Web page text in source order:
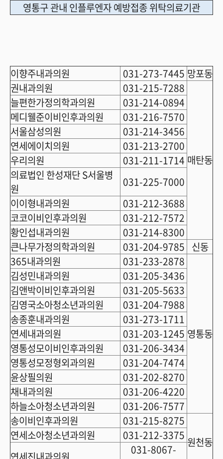
영통구 관내 인플루엔자 예방접종 위탁의료기관
이향주내과의원 031-273-7445 망포동
권내과의원
031-215-7288
매탄동
늘편한가정의학과의원
031-214-0894
메디웰준이비인후과의원
031-216-7570
서울삼성의원
031-214-3456
연세에이치의원
031-213-2700
우리의원
031-211-1714
의료법인 한성재단 S서울병
원
031-225-7000
이이형내과의원
031-212-3688
코코이비인후과의원
031-212-7572
황인섭내과의원
031-214-8300
큰나무가정의학과의원
031-204-9785 신동
365내과의원
031-233-2878
영통동
김성민내과의원
031-205-3436
김앤박이비인후과의원
031-205-5633
김영국소아청소년과의원
031-204-7988
송종훈내과의원
031-273-1711
연세내과의원
031-203-1245
영통성모이비인후과의원
031-206-3434
영통성모정형외과의원
031-204-7474
윤상필의원
031-202-8270
채내과의원
031-206-4220
하늘소아청소년과의원
031-206-7577
송이비인후과의원
031-215-8275
원천동
연세소아청소년과의원
031-212-3375
031-8067-